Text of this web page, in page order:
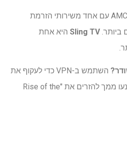
לחלופין, אתה יכול לגשת ל-AMC עם אחד משירותי הזרמת
ביותר.Sling TV היא אחת
השתמש ב-VPN כדי לעקוף את
ההגבלות הגיאוגרפיות שימנעו ממך להזרים את "Rise of the